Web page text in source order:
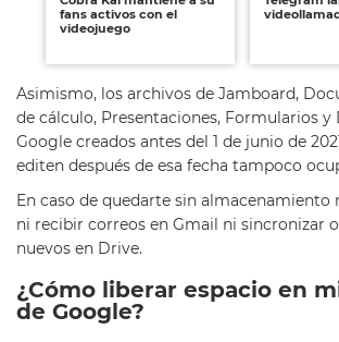
fans activos con el
videojuego
Asimismo, los archivos de Jamboard,
de cálculo, Presentaciones, Formularios y
Google creados antes del 1 de junio de
editen después de esa fecha tampoco
En caso de quedarte sin almacenamiento
ni recibir correos en Gmail ni sincronizar
nuevos en Drive.
¿Cómo liberar espacio en
de Google?